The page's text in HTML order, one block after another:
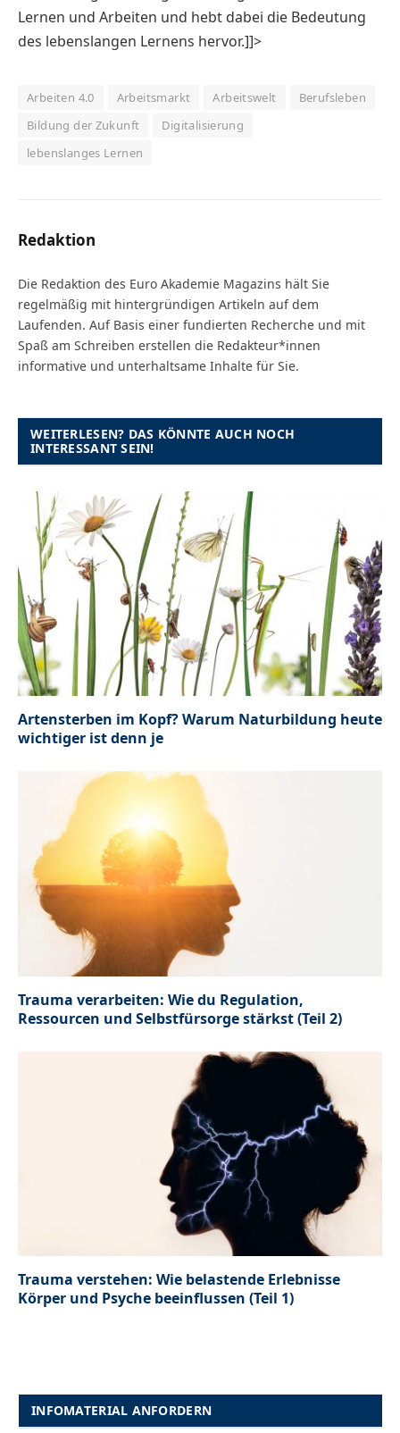
Lernen und Arbeiten und hebt dabei die Bedeutung
des lebenslangen Lernens hervor.]]>
Arbeiten 4.0 Arbeitsmarkt Arbeitswelt
Berufsleben
Bildung der Zukunft
Digitalisierung
lebenslanges Lernen
Redaktion
Die Redaktion des Euro Akademie Magazins hält Sie
regelmäßig mit hintergründigen Artikeln auf dem
Laufenden. Auf Basis einer fundierten Recherche und mit
Spaß am Schreiben erstellen die Redakteur*innen
informative und unterhaltsame Inhalte für Sie.
WEITERLESEN? DAS KÖNNTE AUCH NOCH
INTERESSANT SEIN!
Artensterben im Kopf? Warum Naturbildung heute
wichtiger ist denn je
Trauma verarbeiten: Wie du Regulation,
Ressourcen und Selbstfürsorge stärkst (Teil 2)
Trauma verstehen: Wie belastende Erlebnisse
Körper und Psyche beeinflussen (Teil 1)
INFOMATERIAL ANFORDERN